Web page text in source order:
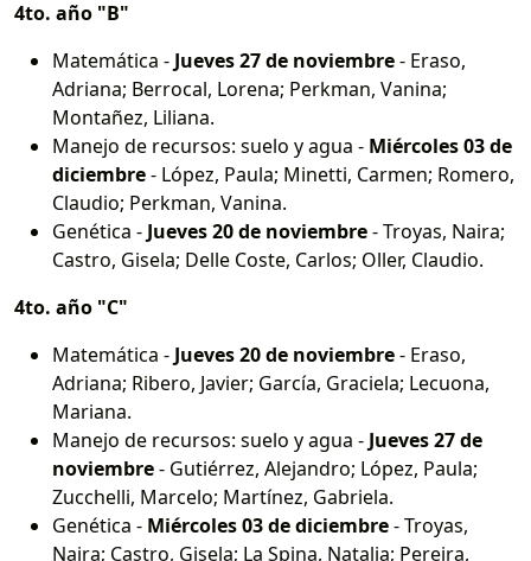
4to. año "B"
Matemática - Jueves 27 de noviembre- Eraso,
Adriana; Berrocal, Lorena; Perkman, Vanina;
Montañez, Liliana.
Manejo de recursos: suelo y agua - Miércoles 03 de
diciembre- López, Paula; Minetti, Carmen; Romero,
Claudio; Perkman, Vanina.
Genética - Jueves 20 de noviembre- Troyas, Naira;
Castro, Gisela; Delle Coste, Carlos; Oller, Claudio.
4to. año "C"
Matemática - Jueves 20 de noviembre- Eraso,
Adriana; Ribero, Javier; García, Graciela; Lecuona,
Mariana.
Manejo de recursos: suelo y agua - Jueves 27 de
noviembre- Gutiérrez, Alejandro; López, Paula;
Zucchelli, Marcelo; Martínez, Gabriela.
Genética - Miércoles 03 de diciembre- Troyas,
Naira; Castro, Gisela; La Spina, Natalia; Pereira,